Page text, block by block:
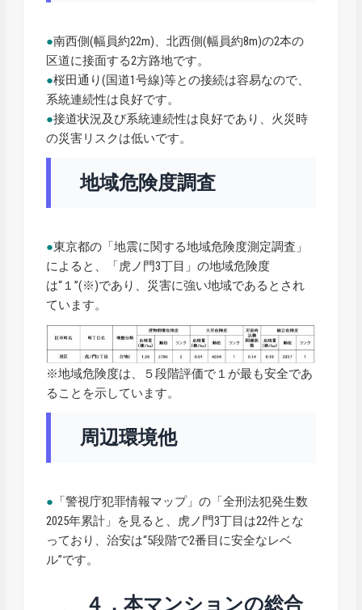
●南西側(幅員約22m)、北西側(幅員約8m)の2本の
区道に接面する2方路地です。
●桜田通り(国道1号線)等との接続は容易なので、
系統連続性は良好です。
●接道状況及び系統連続性は良好であり、火災時
の災害リスクは低いです。
地域危険度調査
●東京都の「地震に関する地域危険度測定調査」
によると、「虎ノ門3丁目」の地域危険度
は“１”(※)であり、災害に強い地域であるとされ
ています。
※地域危険度は、５段階評価で１が最も安全であ
ることを示しています。
周辺環境他
● 「警視庁犯罪情報マップ」の「全刑法犯発生数
2025年累計」を見ると、虎ノ門3丁目は22件とな
っており、治安は“5段階で2番目に安全なレベ
ル”です。
４．本マンションの総合